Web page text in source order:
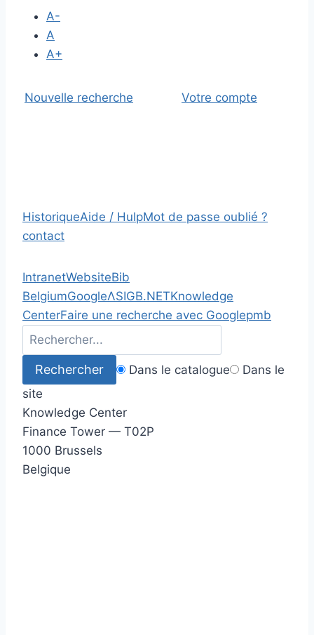
A-
A
A+
Nouvelle recherche Votre compte
HistoriqueAide / HulpMot de passe oublié ?
contact
IntranetWebsiteBib
BelgiumGoogleΛSIGB.NETKnowledge
CenterFaire une recherche avec Googlepmb
Dans le catalogue
Dans le
site
Knowledge Center
Finance Tower — T02P
1000 Brussels
Belgique